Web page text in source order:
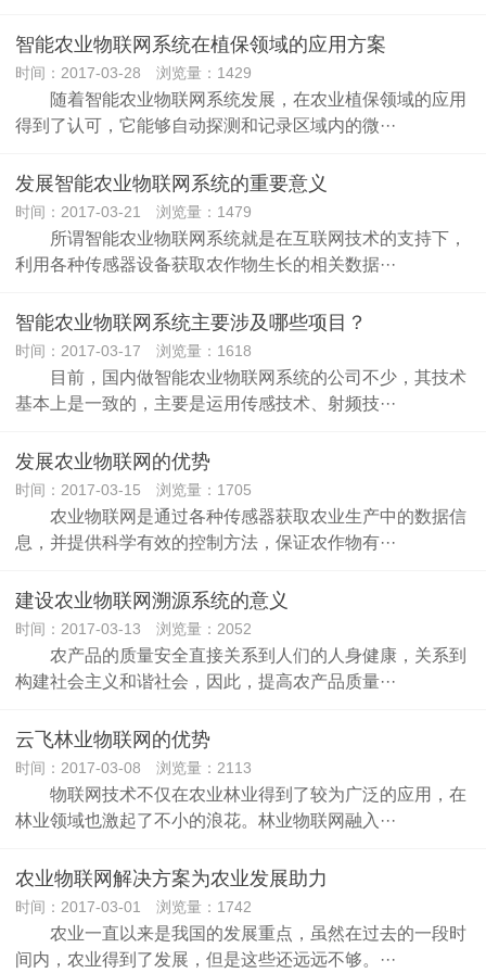
智能农业物联网系统在植保领域的应用方案
时间：2017-03-28 浏览量：1429
随着智能农业物联网系统发展，在农业植保领域的应用
得到了认可，它能够自动探测和记录区域内的微···
发展智能农业物联网系统的重要意义
时间：2017-03-21 浏览量：1479
所谓智能农业物联网系统就是在互联网技术的支持下，
利用各种传感器设备获取农作物生长的相关数据···
智能农业物联网系统主要涉及哪些项目？
时间：2017-03-17 浏览量：1618
目前，国内做智能农业物联网系统的公司不少，其技术
基本上是一致的，主要是运用传感技术、射频技···
发展农业物联网的优势
时间：2017-03-15 浏览量：1705
农业物联网是通过各种传感器获取农业生产中的数据信
息，并提供科学有效的控制方法，保证农作物有···
建设农业物联网溯源系统的意义
时间：2017-03-13 浏览量：2052
农产品的质量安全直接关系到人们的人身健康，关系到
构建社会主义和谐社会，因此，提高农产品质量···
云飞林业物联网的优势
时间：2017-03-08 浏览量：2113
物联网技术不仅在农业林业得到了较为广泛的应用，在
林业领域也激起了不小的浪花。林业物联网融入···
农业物联网解决方案为农业发展助力
时间：2017-03-01 浏览量：1742
农业一直以来是我国的发展重点，虽然在过去的一段时
间内，农业得到了发展，但是这些还远远不够。···